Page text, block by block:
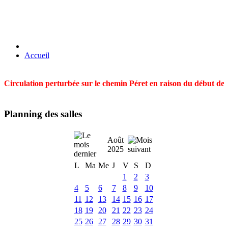
Accueil
Circulation perturbée sur le chemin Péret en raison du début
Planning des salles
Août
2025
L
Ma Me J V S
D
1
2
3
4
5 6 7 8 9
10
11 12 13 14 15 16 17
18 19 20 21 22 23 24
25 26 27 28 29 30 31